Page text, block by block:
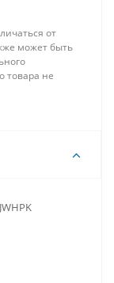
от
может быть
товара не